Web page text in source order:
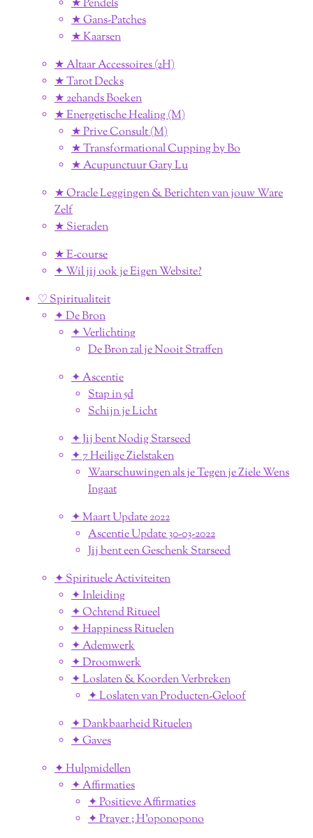
★ Pendels
★ Gans-Patches
★ Kaarsen
★ Altaar Accessoires (2H)
★ Tarot Decks
★ 2ehands Boeken
★ Energetische Healing (M)
★ Prive Consult (M)
★ Transformational Cupping by Bo
★ Acupunctuur Gary Lu
★ Oracle Leggingen & Berichten van jouw Ware
Zelf
★ Sieraden
★ E-course
✦ Wil jij ook je Eigen Website?
♡ Spiritualiteit
✦ De Bron
✦ Verlichting
De Bron zal je Nooit Straffen
✦ Ascentie
Stap in 5d
Schijn je Licht
✦ Jij bent Nodig Starseed
✦ 7 Heilige Zielstaken
Waarschuwingen als je Tegen je Ziele Wens
Ingaat
✦ Maart Update 2022
Ascentie Update 30-03-2022
Jij bent een Geschenk Starseed
✦ Spirituele Activiteiten
✦ Inleiding
✦ Ochtend Ritueel
✦ Happiness Rituelen
✦ Ademwerk
✦ Droomwerk
✦ Loslaten & Koorden Verbreken
✦ Loslaten van Producten-Geloof
✦ Dankbaarheid Rituelen
✦ Gaves
✦ Hulpmidellen
✦ Affirmaties
✦ Positieve Affirmaties
✦ Prayer ; H'oponopono